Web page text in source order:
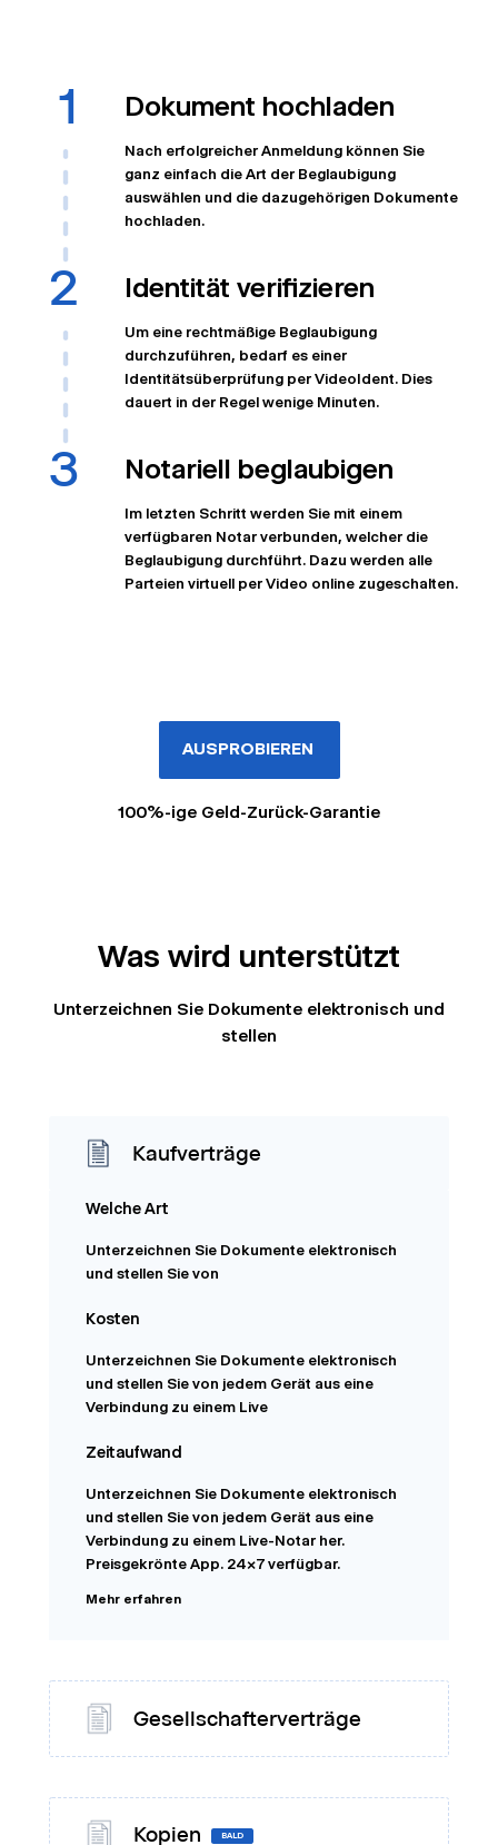
Dokument hochladen
Nach erfolgreicher Anmeldung können Sie
ganz einfach die Art der Beglaubigung
auswählen und die dazugehörigen Dokumente
hochladen.
Identität verifizieren
Um eine rechtmäßige Beglaubigung
durchzuführen, bedarf es einer
Identitätsüberprüfung per VideoIdent. Dies
dauert in der Regel wenige Minuten.
Notariell beglaubigen
Im letzten Schritt werden Sie mit einem
verfügbaren Notar verbunden, welcher die
Beglaubigung durchführt. Dazu werden alle
Parteien virtuell per Video online zugeschalten.
AUSPROBIEREN
100%-ige Geld-Zurück-Garantie
Was wird unterstützt
Unterzeichnen Sie Dokumente elektronisch und
stellen
Kaufverträge
Welche Art
Unterzeichnen Sie Dokumente elektronisch
und stellen Sie von
Kosten
Unterzeichnen Sie Dokumente elektronisch
und stellen Sie von jedem Gerät aus eine
Verbindung zu einem Live
Zeitaufwand
Unterzeichnen Sie Dokumente elektronisch
und stellen Sie von jedem Gerät aus eine
Verbindung zu einem Live-Notar her.
Preisgekrönte App. 24x7 verfügbar.
Mehr erfahren
Gesellschafterverträge
Kopien BALD